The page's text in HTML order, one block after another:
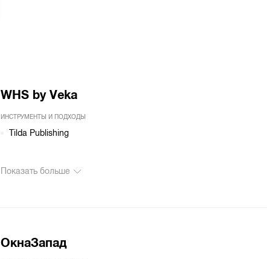
WHS by Veka
ИНСТРУМЕНТЫ И ПОДХОДЫ
Tilda Publishing
Показать больше
ОкнаЗапад